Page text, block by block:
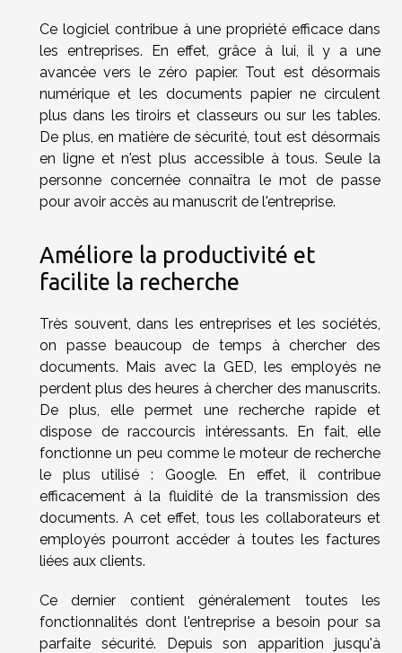
Ce logiciel contribue à une propriété efficace dans
les entreprises. En effet, grâce à lui, il y a une
avancée vers le zéro papier. Tout est désormais
numérique et les documents papier ne circulent
plus dans les tiroirs et classeurs ou sur les tables.
De plus, en matière de sécurité, tout est désormais
en ligne et n'est plus accessible à tous. Seule la
personne concernée connaîtra le mot de passe
pour avoir accès au manuscrit de l'entreprise.
Améliore la productivité et
facilite la recherche
Très souvent, dans les entreprises et les sociétés,
on passe beaucoup de temps à chercher des
documents. Mais avec la GED, les employés ne
perdent plus des heures à chercher des manuscrits.
De plus, elle permet une recherche rapide et
dispose de raccourcis intéressants. En fait, elle
fonctionne un peu comme le moteur de recherche
le plus utilisé : Google. En effet, il contribue
efficacement à la fluidité de la transmission des
documents. A cet effet, tous les collaborateurs et
employés pourront accéder à toutes les factures
liées aux clients.
Ce dernier contient généralement toutes les
fonctionnalités dont l'entreprise a besoin pour sa
parfaite sécurité. Depuis son apparition jusqu'à